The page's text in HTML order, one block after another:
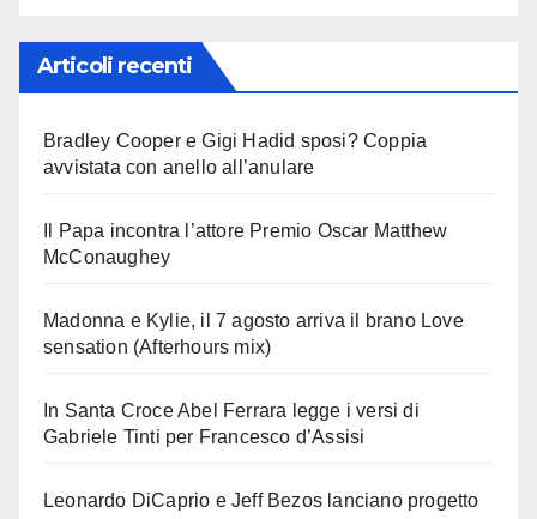
Articoli recenti
Bradley Cooper e Gigi Hadid sposi? Coppia
avvistata con anello all’anulare
Il Papa incontra l’attore Premio Oscar Matthew
McConaughey
Madonna e Kylie, il 7 agosto arriva il brano Love
sensation (Afterhours mix)
In Santa Croce Abel Ferrara legge i versi di
Gabriele Tinti per Francesco d’Assisi
Leonardo DiCaprio e Jeff Bezos lanciano progetto